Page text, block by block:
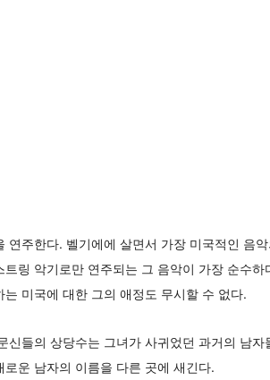
주한다. 벨기에에 살면서 가장 미국적인 음악
링 악기로만 연주되는 그 음악이 가장 순수하
미국에 대한 그의 애정도 무시할 수 없다.
신들의 상당수는 그녀가 사귀었던 과거의 남자
운 남자의 이름을 다른 곳에 새긴다.